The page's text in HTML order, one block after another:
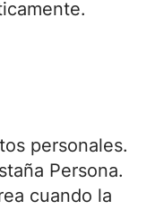
personales.
Persona.
cuando la